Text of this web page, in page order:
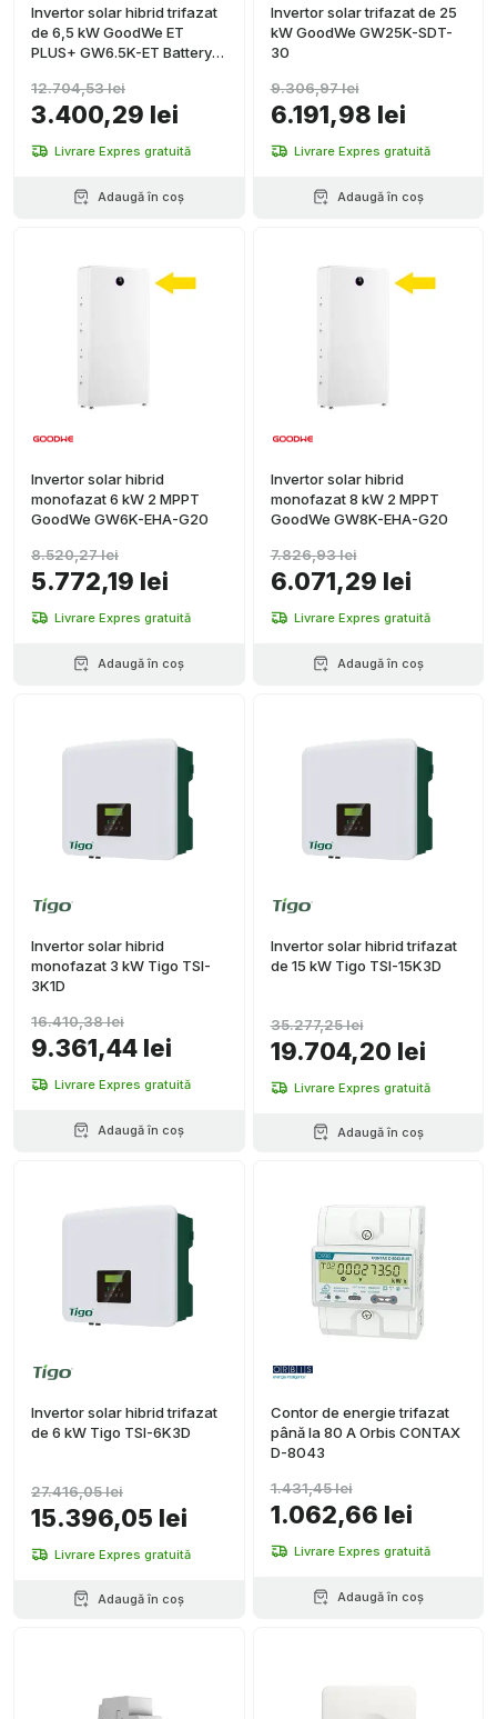
Invertor solar hibrid trifazat
de 6,5 kW GoodWe ET
PLUS+ GW6.5K-ET Battery-
3.400,29 lei
12.704,53 lei
Livrare Expres gratuită
Adaugă în coș
Invertor solar trifazat de 25
kW GoodWe GW25K-SDT-
30
6.191,98 lei
9.306,97 lei
Livrare Expres gratuită
Adaugă în coș
Invertor solar hibrid
monofazat 6 kW 2 MPPT
GoodWe GW6K-EHA-G20
5.772,19 lei
8.520,27 lei
Livrare Expres gratuită
Adaugă în coș
Invertor solar hibrid
monofazat 8 kW 2 MPPT
GoodWe GW8K-EHA-G20
6.071,29 lei
7.826,93 lei
Livrare Expres gratuită
Adaugă în coș
Invertor solar hibrid
monofazat 3 kW Tigo TSI-
3K1D
9.361,44 lei
16.410,38 lei
Livrare Expres gratuită
Adaugă în coș
Invertor solar hibrid trifazat
de 15 kW Tigo TSI-15K3D
19.704,20 lei
35.277,25 lei
Livrare Expres gratuită
Adaugă în coș
Invertor solar hibrid trifazat
de 6 kW Tigo TSI-6K3D
15.396,05 lei
27.416,05 lei
Livrare Expres gratuită
Adaugă în coș
Contor de energie trifazat
până la 80 A Orbis CONTAX
D-8043
1.062,66 lei
1.431,45 lei
Livrare Expres gratuită
Adaugă în coș